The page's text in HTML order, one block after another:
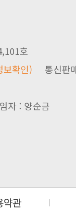
호
보확인)
자 : 양순금
약관